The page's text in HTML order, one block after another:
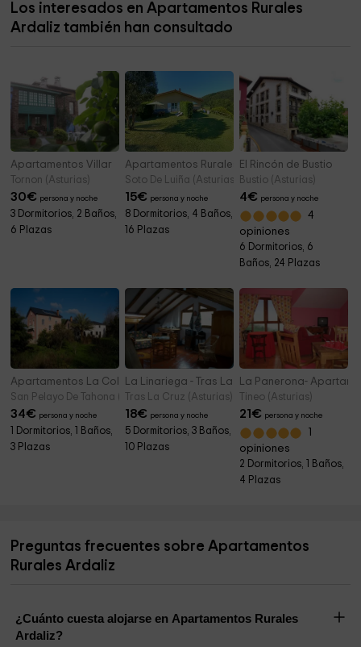
Iglesia de Santa María 9,9 km
Los interesados en Apartamentos Rurales
Ardaliz también han consultado
Apartamentos Villar
Tornon (Asturias)
30€ persona y noche
3 Dormitorios, 2 Baños,
6 Plazas
Apartamentos Rurales El Otero
Soto De Luiña (Asturias)
15€ persona y noche
8 Dormitorios, 4 Baños,
16 Plazas
El Rincón de Bustio
Bustio (Asturias)
4€ persona y noche
4
opiniones
6 Dormitorios, 6
Baños, 24 Plazas
Apartamentos La Collada
San Pelayo De Tahona (Asturias)
34€ persona y noche
1 Dormitorios, 1 Baños,
3 Plazas
La Linariega - Tras La Cruz
Tras La Cruz (Asturias)
18€ persona y noche
5 Dormitorios, 3 Baños,
10 Plazas
La Panerona-
Tineo (Asturias)
21€ persona y noche
opiniones
2 Dormitorios, 1 Baños,
4 Plazas
Preguntas frecuentes sobre Apartamentos
Rurales Ardaliz
¿Cuánto cuesta alojarse en Apartamentos Rurales
Ardaliz?